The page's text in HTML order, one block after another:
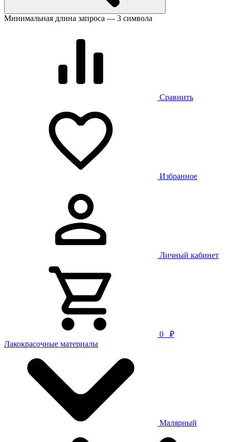
Минимальная длина запроса — 3 символа
Сравнить
Избранное
Личный кабинет
0
₽
Лакокрасочные материалы
Малярный